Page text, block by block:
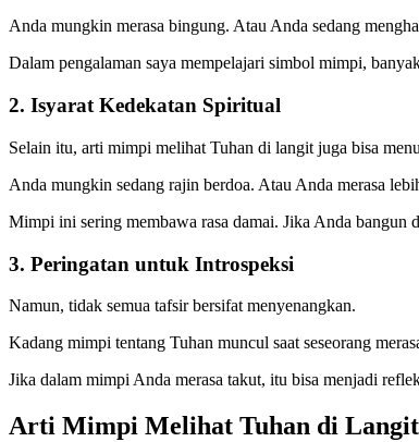
Anda mungkin merasa bingung. Atau Anda sedang
Dalam pengalaman saya mempelajari simbol mimpi,
2. Isyarat Kedekatan Spiritual
Selain itu, arti mimpi melihat Tuhan di langit juga bisa
Anda mungkin sedang rajin berdoa. Atau Anda merasa
Mimpi ini sering membawa rasa damai. Jika Anda bangun
3. Peringatan untuk Introspeksi
Namun, tidak semua tafsir bersifat menyenangkan.
Kadang mimpi tentang Tuhan muncul saat seseorang
Jika dalam mimpi Anda merasa takut, itu bisa menjadi
Arti Mimpi Melihat Tuhan di